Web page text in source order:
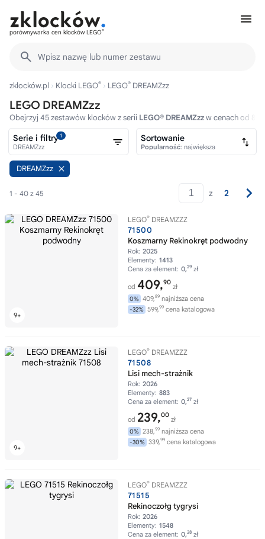
porównywarka cen klocków LEGO®
Wpisz nazwę lub numer zestawu
zklocków.pl Klocki LEGO® LEGO® DREAMZzz
LEGO DREAMZzz
Obejrzyj 45 zestawów klocków z serii LEGO® DREAMZzzw cenach od 8zł.
DREAMZzz
1 - 40 z 45 z 2
LEGO® DREAMZZZ
71500
Koszmarny Rekinokręt podwodny
Rok: 2025
Elementy: 1413
Cena za element: 0,29 zł
od 409,90
zł
0% 409,89 najniższa cena
-32% 599,99 cena katalogowa
LEGO® DREAMZZZ
71508
Lisi mech-strażnik
Rok: 2026
Elementy: 883
Cena za element: 0,27 zł
od 239,00
zł
0% 238,99 najniższa cena
-30% 339,99 cena katalogowa
LEGO® DREAMZZZ
71515
Rekinoczołg tygrysi
Rok: 2026
Elementy: 1548
Cena za element: 0,28 zł
Serie i filtry1
DREAMZzz
Sortowanie
Popularność: największa